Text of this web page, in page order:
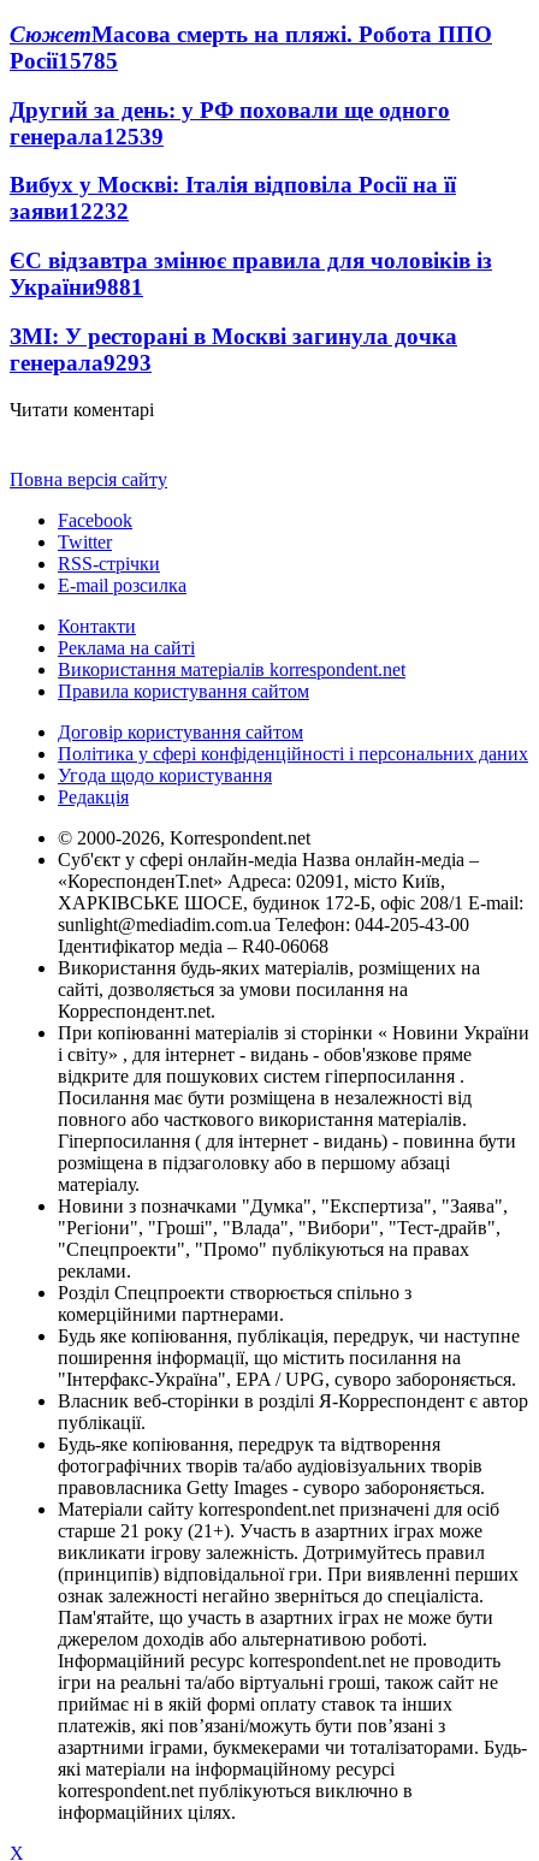
СюжетМасова смерть на пляжі. Робота ППО
Росії15785
Другий за день: у РФ поховали ще одного
генерала12539
Вибух у Москві: Італія відповіла Росії на її
заяви12232
ЄС відзавтра змінює правила для чоловіків із
України9881
ЗМІ: У ресторані в Москві загинула дочка
генерала9293
Читати коментарі
Повна версія сайту
Facebook
Twitter
RSS-стрічки
E-mail розсилка
Контакти
Реклама на сайті
Використання матеріалів korrespondent.net
Правила користування сайтом
Договір користування сайтом
Політика у сфері конфіденційності і персональних даних
Угода щодо користування
Редакція
© 2000-2026, Korrespondent.net
Суб'єкт у сфері онлайн-медіа Назва онлайн-медіа –
«КореспонденТ.net» Адреса: 02091, місто Київ,
ХАРКІВСЬКЕ ШОСЕ, будинок 172-Б, офіс 208/1 E-mail:
sunlight@mediadim.com.ua Телефон: 044-205-43-00
Ідентифікатор медіа – R40-06068
Використання будь-яких матеріалів, розміщених на
сайті, дозволяється за умови посилання на
Корреспондент.net.
При копіюванні матеріалів зі сторінки « Новини України
і світу» , для інтернет - видань - обов'язкове пряме
відкрите для пошукових систем гіперпосилання .
Посилання має бути розміщена в незалежності від
повного або часткового використання матеріалів.
Гіперпосилання ( для інтернет - видань) - повинна бути
розміщена в підзаголовку або в першому абзаці
матеріалу.
Новини з позначками "Думка", "Експертиза", "Заява",
"Регіони", "Гроші", "Влада", "Вибори", "Тест-драйв",
"Спецпроекти", "Промо" публікуються на правах
реклами.
Розділ Спецпроекти створюється спільно з
комерційними партнерами.
Будь яке копіювання, публікація, передрук, чи наступне
поширення інформації, що містить посилання на
"Інтерфакс-Україна", EPA / UPG, суворо забороняється.
Власник веб-сторінки в розділі Я-Корреспондент є автор
публікації.
Будь-яке копіювання, передрук та відтворення
фотографічних творів та/або аудіовізуальних творів
правовласника Getty Images - суворо забороняється.
Матеріали сайту korrespondent.net призначені для осіб
старше 21 року (21+). Участь в азартних іграх може
викликати ігрову залежність. Дотримуйтесь правил
(принципів) відповідальної гри. При виявленні перших
ознак залежності негайно зверніться до спеціаліста.
Пам'ятайте, що участь в азартних іграх не може бути
джерелом доходів або альтернативою роботі.
Інформаційний ресурс korrespondent.net не проводить
ігри на реальні та/або віртуальні гроші, також сайт не
приймає ні в якій формі оплату ставок та інших
платежів, які пов’язані/можуть бути пов’язані з
азартними іграми, букмекерами чи тоталізаторами. Будь-
які матеріали на інформаційному ресурсі
korrespondent.net публікуються виключно в
інформаційних цілях.
X